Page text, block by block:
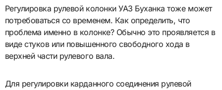
Регулировка рулевой колонки УАЗ Буханка тоже может
потребоваться со временем. Как определить, что
проблема именно в колонке? Обычно это проявляется в
виде стуков или повышенного свободного хода в
верхней части рулевого вала.
Для регулировки карданного соединения рулевой